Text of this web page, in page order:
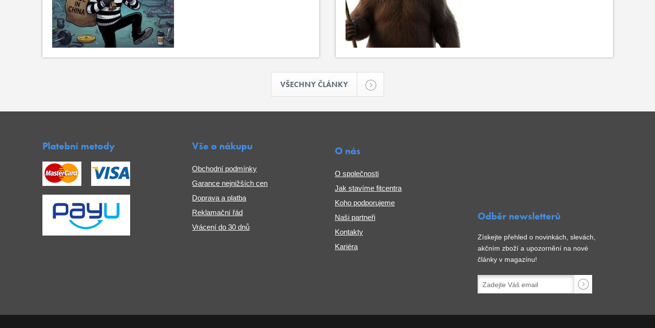
VŠECHNY ČLÁNKY
Platební metody Vše o nákupu
Obchodní podmínky
Garance nejnižších cen
Doprava a platba
Reklamační řád
Vrácení do 30 dnů
O nás
O společnosti
Jak stavíme fitcentra
Koho podporujeme
Naši partneři
Kontakty
Kariéra
Odběr newsletterů
Získejte přehled o novinkách, slevách,
akčním zboží a upozornění na nové
články v magazínu!